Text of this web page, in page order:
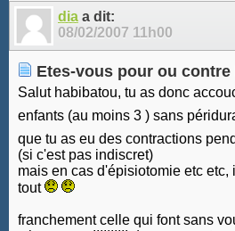
dia a dit:
08/02/2007 11h00
Etes-vous pour ou
Salut habibatou, tu as donc
enfants (au moins 3 ) sans
que tu as eu des contractions
(si c'est pas indiscret)
mais en cas d'épisiotomie etc etc,
tout
franchement celle qui font sans